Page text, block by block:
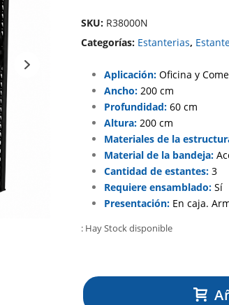
SKU: R38000N
Categorías: Estanterias,
Aplicación: Oficina y
Ancho: 200 cm
Profundidad: 60 cm
Altura: 200 cm
Materiales de la
Material de la bandeja:
Cantidad de estantes: 3
Requiere ensamblado: Sí
Presentación: En caja.
: Hay Stock disponible